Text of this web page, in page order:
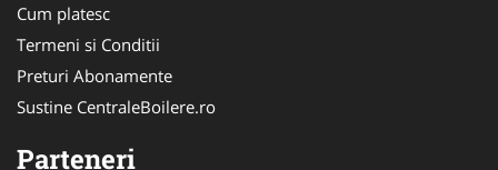
Cum platesc
Termeni si Conditii
Preturi Abonamente
Sustine CentraleBoilere.ro
Parteneri